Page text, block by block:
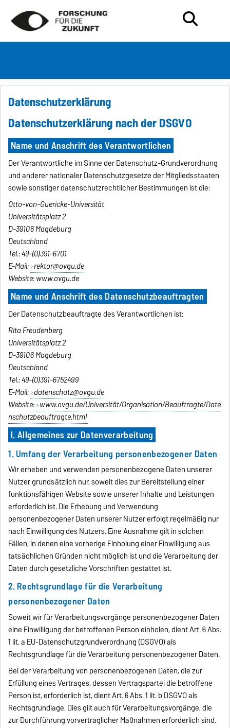
Datenschutzerklärung
Datenschutzerklärung nach der DSGVO
Name und Anschrift des Verantwortlichen
Der Verantwortliche im Sinne der Datenschutz-Grundverordnung
und anderer nationaler Datenschutzgesetze der Mitgliedsstaaten
sowie sonstiger datenschutzrechtlicher Bestimmungen ist die:
Otto-von-Guericke-Universität
Universitätsplatz 2
D-39106 Magdeburg
Deutschland
Tel.: 49-(0)391-6701
E-Mail: rektor@ovgu.de
Website: www.ovgu.de
Name und Anschrift des Datenschutzbeauftragten
Der Datenschutzbeauftragte des Verantwortlichen ist:
Rita Freudenberg
Universitätsplatz 2
D-39106 Magdeburg
Deutschland
Tel.: 49-(0)391-6752499
E-Mail: datenschutz@ovgu.de
Website: www.ovgu.de/Universität/Organisation/Beauftragte/Date
nschutzbeauftragte.html
I. Allgemeines zur Datenverarbeitung
1. Umfang der Verarbeitung personenbezogener Daten
Wir erheben und verwenden personenbezogene Daten unserer
Nutzer grundsätzlich nur, soweit dies zur Bereitstellung einer
funktionsfähigen Website sowie unserer Inhalte und Leistungen
erforderlich ist. Die Erhebung und Verwendung
personenbezogener Daten unserer Nutzer erfolgt regelmäßig nur
nach Einwilligung des Nutzers. Eine Ausnahme gilt in solchen
Fällen, in denen eine vorherige Einholung einer Einwilligung aus
tatsächlichen Gründen nicht möglich ist und die Verarbeitung der
Daten durch gesetzliche Vorschriften gestattet ist.
2. Rechtsgrundlage für die Verarbeitung
personenbezogener Daten
Soweit wir für Verarbeitungsvorgänge personenbezogener Daten
eine Einwilligung der betroffenen Person einholen, dient Art. 6 Abs.
1 lit. a EU-Datenschutzgrundverordnung (DSGVO) als
Rechtsgrundlage für die Verarbeitung personenbezogener Daten.
Bei der Verarbeitung von personenbezogenen Daten, die zur
Erfüllung eines Vertrages, dessen Vertragspartei die betroffene
Person ist, erforderlich ist, dient Art. 6 Abs. 1 lit. b DSGVO als
Rechtsgrundlage. Dies gilt auch für Verarbeitungsvorgänge, die
zur Durchführung vorvertraglicher Maßnahmen erforderlich sind.